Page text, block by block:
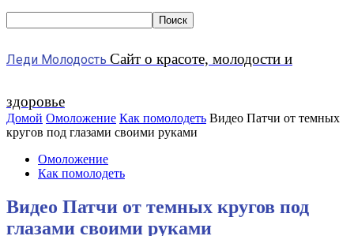
Леди Молодость Сайт о красоте, молодости и
здоровье
Домой Омоложение Как помолодеть Видео Патчи от темных
кругов под глазами своими руками
Омоложение
Как помолодеть
Видео Патчи от темных кругов под
глазами своими руками